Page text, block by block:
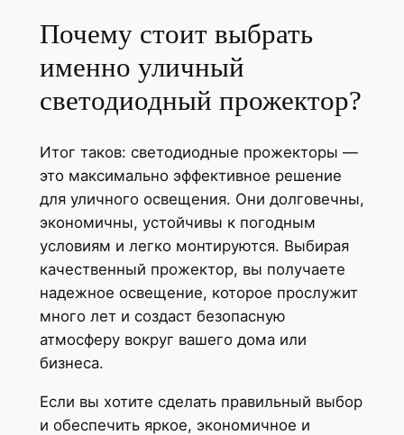
Почему стоит выбрать
именно уличный
светодиодный прожектор?
Итог таков: светодиодные прожекторы —
это максимально эффективное решение
для уличного освещения. Они долговечны,
экономичны, устойчивы к погодным
условиям и легко монтируются. Выбирая
качественный прожектор, вы получаете
надежное освещение, которое прослужит
много лет и создаст безопасную
атмосферу вокруг вашего дома или
бизнеса.
Если вы хотите сделать правильный выбор
и обеспечить яркое, экономичное и